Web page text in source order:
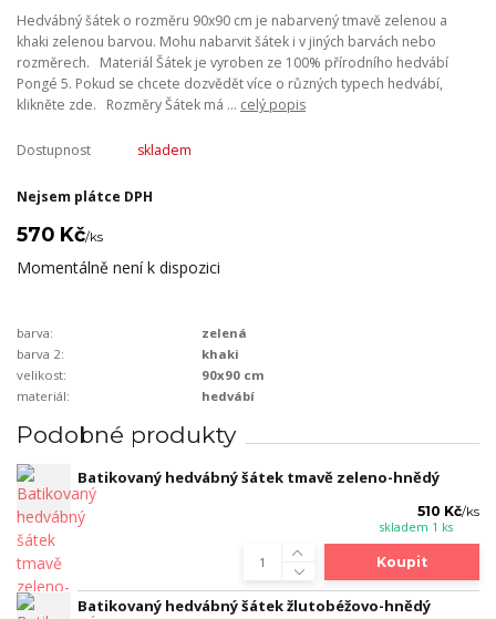
Hedvábný šátek o rozměru 90x90 cm je nabarvený tmavě zelenou a
khaki zelenou barvou. Mohu nabarvit šátek i v jiných barvách nebo
rozměrech. Materiál Šátek je vyroben ze 100% přírodního hedvábí
Pongé 5. Pokud se chcete dozvědět více o různých typech hedvábí,
klikněte zde. Rozměry Šátek má ... celý popis
Dostupnost skladem
Nejsem plátce DPH
570 Kč/ks
Momentálně není k dispozici
barva:
zelená
barva 2:
khaki
velikost:
90x90 cm
materiál:
hedvábí
Podobné produkty
Batikovaný hedvábný šátek tmavě zeleno-hnědý
510 Kč/ks
skladem 1 ks
Koupit
Batikovaný hedvábný šátek žlutobéžovo-hnědý